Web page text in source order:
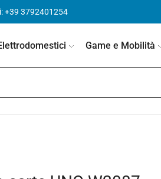
+39 3792401254
Game e Mobilità